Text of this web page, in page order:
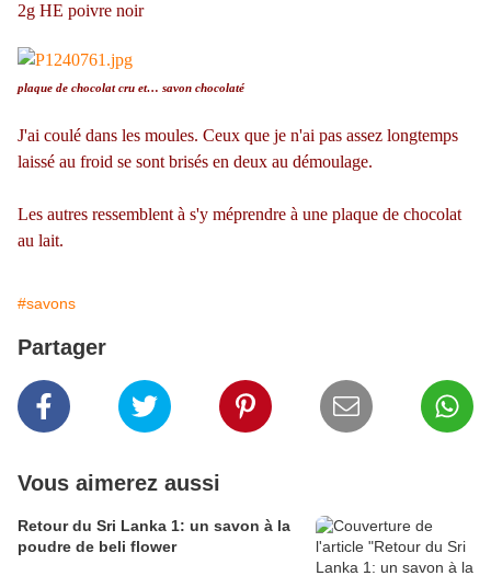
2g HE poivre noir
plaque de chocolat cru et… savon chocolaté
J'ai coulé dans les moules. Ceux que je n'ai pas assez longtemps
laissé au froid se sont brisés en deux au démoulage.
Les autres ressemblent à s'y méprendre à une plaque de chocolat
au lait.
#savons
Partager
Vous aimerez aussi
Retour du Sri Lanka 1: un savon à la
poudre de beli flower